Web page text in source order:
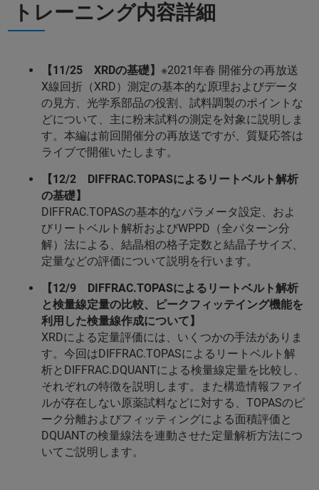
トレーニング内容詳細
【11/25 XRDの基礎】 ※2021年春 開催分の再放送
X線回折（XRD）測定の基本的な原理およびデータ
の見方、光学系部品の役割、試料調製のポイントな
どについて、主に粉末試料の測定を対象に説明しま
す。本編は前回開催分の再放送ですが、質疑応答は
ライブで開催いたします。
【12/2 DIFFRAC.TOPASによるリートベルト解析
の基礎】
DIFFRAC.TOPASの基本的なパラメータ設定、およ
びリートベルト解析およびWPPD（全パターン分
解）法による、結晶相の格子定数と結晶子サイズ、
定量などの評価について説明を行います。
【12/9 DIFFRAC.TOPASによるリートベルト解析
と検量線定量の比較、ピークフィッテイング機能を
利用した検量線作成について】
XRDによる定量評価には、いくつかの手法がありま
す。今回はDIFFRAC.TOPASによるリートベルト解
析とDIFFRAC.DQUANTによる検量線定量を比較し、
それぞれの特徴を説明します。また構造情報ファイ
ルが存在しない原薬試料などに対する、TOPASのピ
ーク分離およびフィッティングによる面積評価と
DQUANTの検量線法を連動させた定量解析方法につ
いてご説明します。